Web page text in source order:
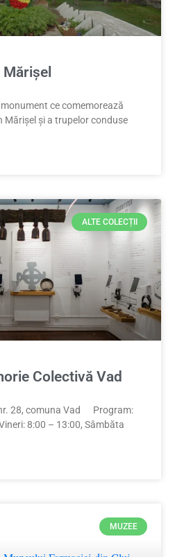
ce comemorează
Mărișel și a trupelor conduse
ALTE COLECȚII
Colectivă Vad
28, comuna Vad Program:
8:00 – 13:00, Sâmbăta
MUZEE